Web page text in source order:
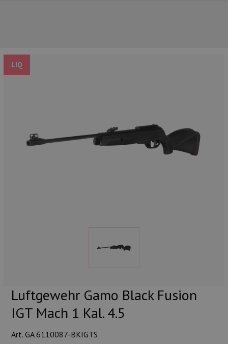
LIQ
Luftgewehr Gamo Black Fusion
IGT Mach 1 Kal. 4.5
Art. GA 6110087-BKIGTS